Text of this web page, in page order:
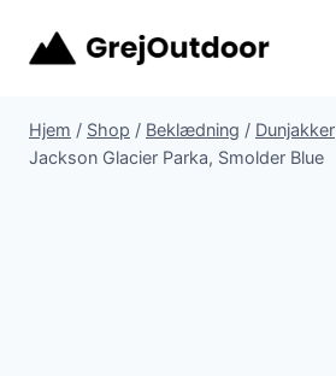
Hjem / Shop / Beklædning / Dunjakker
Jackson Glacier Parka, Smolder Blue